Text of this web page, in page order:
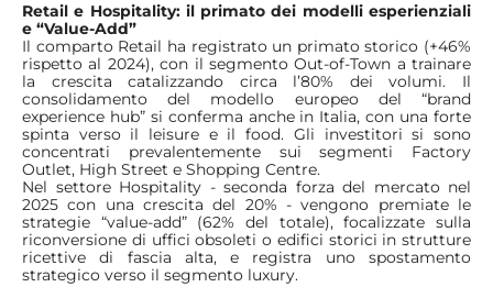
Retail e Hospitality: il primato dei modelli esperienziali
e “Value-Add”
Il comparto Retail ha registrato un primato storico (+46%
rispetto al 2024), con il segmento Out-of-Town a trainare
la crescita catalizzando circa l’80% dei volumi. Il
consolidamento del modello europeo del “brand
experience hub” si conferma anche in Italia, con una forte
spinta verso il leisure e il food. Gli investitori si sono
concentrati prevalentemente sui segmenti Factory
Outlet, High Street e Shopping Centre.
Nel settore Hospitality - seconda forza del mercato nel
2025 con una crescita del 20% - vengono premiate le
strategie “value-add” (62% del totale), focalizzate sulla
riconversione di uffici obsoleti o edifici storici in strutture
ricettive di fascia alta, e registra uno spostamento
strategico verso il segmento luxury.